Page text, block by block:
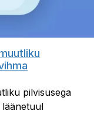
pilvisusega
läänetuul